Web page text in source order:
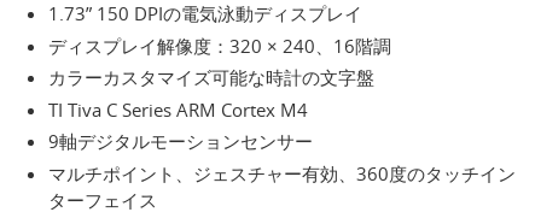
1.73” 150 DPIの電気泳動ディスプレイ
ディスプレイ解像度：320 × 240、16階調
カラーカスタマイズ可能な時計の文字盤
TI Tiva C Series ARM Cortex M4
9軸デジタルモーションセンサー
マルチポイント、ジェスチャー有効、360度のタッチイン
ターフェイス